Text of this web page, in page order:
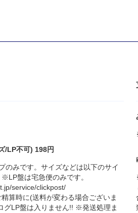
/LP不可) 198円
のみです。サイズなどは以下のサイ
盤は宅急便のみです。
service/clickpost/
算時に(送料が変わる場合ございま
LP盤は入りません!! ※発送処理ま